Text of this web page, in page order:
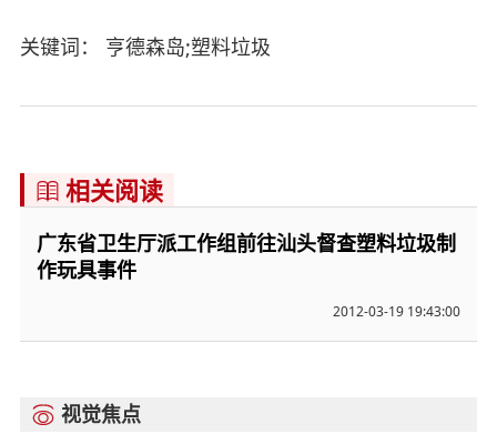
关键词： 亨德森岛;塑料垃圾
 相关阅读
广东省卫生厅派工作组前往汕头督查塑料垃圾制
作玩具事件
2012-03-19 19:43:00
 视觉焦点